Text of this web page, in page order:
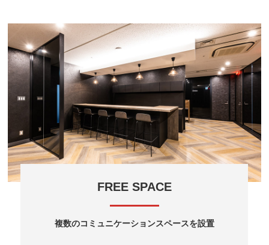
FREE SPACE
複数のコミュニケーションスペースを設置